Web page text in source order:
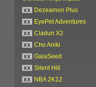
xx
Dezeamon Plus
xx
EyePet Adventures
xx
Cladun X2
xx
Cho Aniki
xx
GaiaSeed
xx
Silent Hill
xx
NBA 2K12